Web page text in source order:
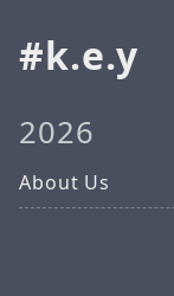
k.e.y
2026
About Us